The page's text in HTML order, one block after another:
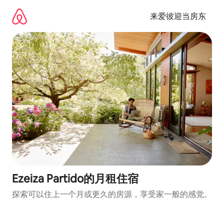
来爱彼迎当房东
Ezeiza Partido的月租住宿
探索可以住上一个月或更久的房源，享受家一般的感觉。